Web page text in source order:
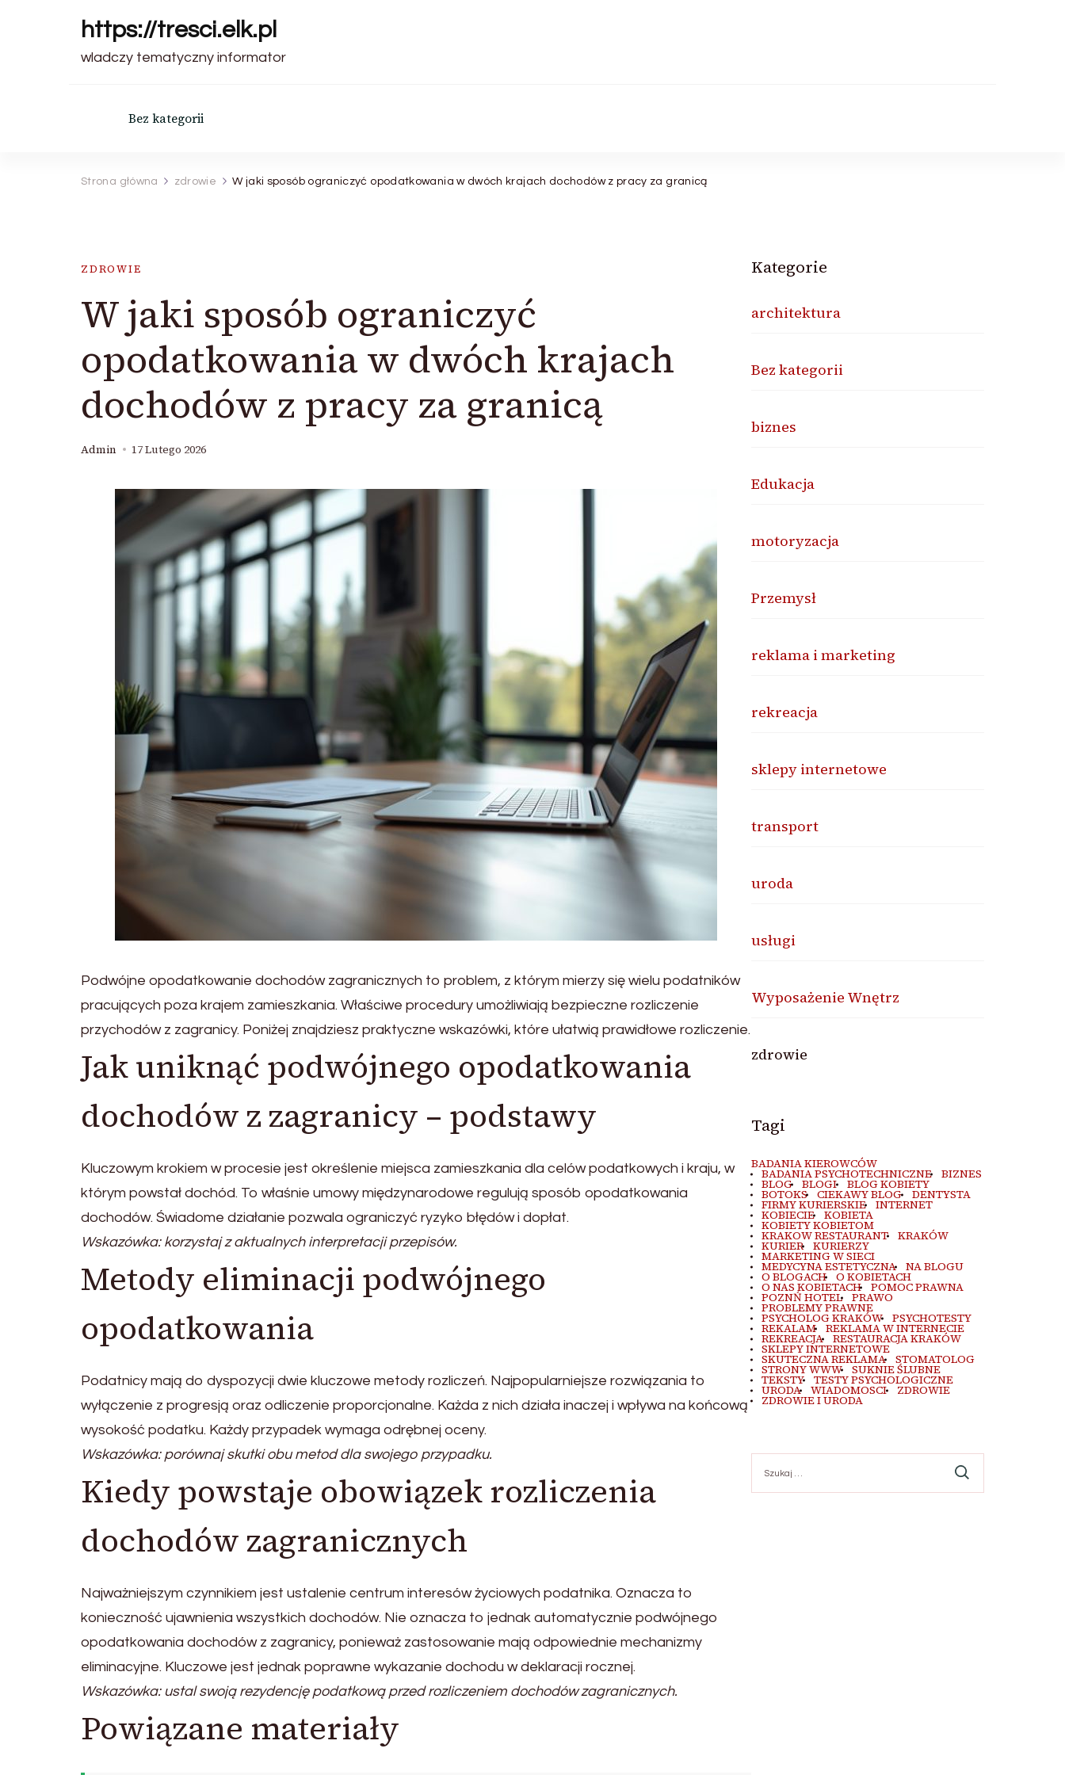
https://tresci.elk.pl
wladczy tematyczny informator
Bez kategorii
Strona główna zdrowie W jaki sposób ograniczyć opodatkowania w dwóch krajach dochodów z pracy za granicą
ZDROWIE
W jaki sposób ograniczyć
opodatkowania w dwóch krajach
dochodów z pracy za granicą
Admin 17 Lutego 2026
Podwójne opodatkowanie dochodów zagranicznych to problem, z którym mierzy się wielu podatników
pracujących poza krajem zamieszkania. Właściwe procedury umożliwiają bezpieczne rozliczenie
przychodów z zagranicy. Poniżej znajdziesz praktyczne wskazówki, które ułatwią prawidłowe rozliczenie.
Jak uniknąć podwójnego opodatkowania
dochodów z zagranicy – podstawy
Kluczowym krokiem w procesie jest określenie miejsca zamieszkania dla celów podatkowych i kraju, w
którym powstał dochód. To właśnie umowy międzynarodowe regulują sposób opodatkowania
dochodów. Świadome działanie pozwala ograniczyć ryzyko błędów i dopłat.
Wskazówka: korzystaj z aktualnych interpretacji przepisów.
Metody eliminacji podwójnego
opodatkowania
Podatnicy mają do dyspozycji dwie kluczowe metody rozliczeń. Najpopularniejsze rozwiązania to
wyłączenie z progresją oraz odliczenie proporcjonalne. Każda z nich działa inaczej i wpływa na końcową
wysokość podatku. Każdy przypadek wymaga odrębnej oceny.
Wskazówka: porównaj skutki obu metod dla swojego przypadku.
Kiedy powstaje obowiązek rozliczenia
dochodów zagranicznych
Najważniejszym czynnikiem jest ustalenie centrum interesów życiowych podatnika. Oznacza to
konieczność ujawnienia wszystkich dochodów. Nie oznacza to jednak automatycznie podwójnego
opodatkowania dochodów z zagranicy, ponieważ zastosowanie mają odpowiednie mechanizmy
eliminacyjne. Kluczowe jest jednak poprawne wykazanie dochodu w deklaracji rocznej.
Wskazówka: ustal swoją rezydencję podatkową przed rozliczeniem dochodów zagranicznych.
Powiązane materiały
Kategorie
architektura
Bez kategorii
biznes
Edukacja
motoryzacja
Przemysł
reklama i marketing
rekreacja
sklepy internetowe
transport
uroda
usługi
Wyposażenie Wnętrz
zdrowie
Tagi
BADANIA KIEROWCÓW
BADANIA PSYCHOTECHNICZNE BIZNES
BLOG BLOGI BLOG KOBIETY
BOTOKS CIEKAWY BLOG DENTYSTA
FIRMY KURIERSKIE INTERNET
KOBIECIE KOBIETA
KOBIETY KOBIETOM
KRAKOW RESTAURANT KRAKÓW
KURIER KURIERZY
MARKETING W SIECI
MEDYCYNA ESTETYCZNA NA BLOGU
O BLOGACH O KOBIETACH
O NAS KOBIETACH POMOC PRAWNA
POZNŃ HOTEL PRAWO
PROBLEMY PRAWNE
PSYCHOLOG KRAKÓW PSYCHOTESTY
REKALAM REKLAMA W INTERNECIE
REKREACJA RESTAURACJA KRAKÓW
SKLEPY INTERNETOWE
SKUTECZNA REKLAMA STOMATOLOG
STRONY WWW SUKNIE ŚLUBNE
TEKSTY TESTY PSYCHOLOGICZNE
URODA WIADOMOSCI ZDROWIE
ZDROWIE I URODA